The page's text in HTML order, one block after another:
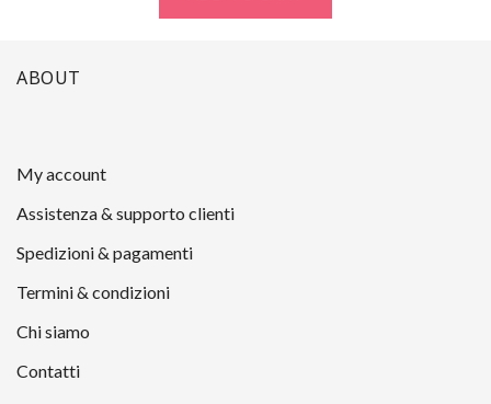
ABOUT
My account
Assistenza & supporto clienti
Spedizioni & pagamenti
Termini & condizioni
Chi siamo
Contatti